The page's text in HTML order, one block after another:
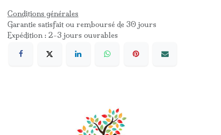
Conditions générales
Garantie satisfait ou remboursé de 30 jours
Expédition : 2-3 jours ouvrables